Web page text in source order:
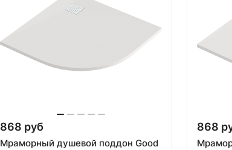
868 руб
Мраморный душевой поддон Good
868